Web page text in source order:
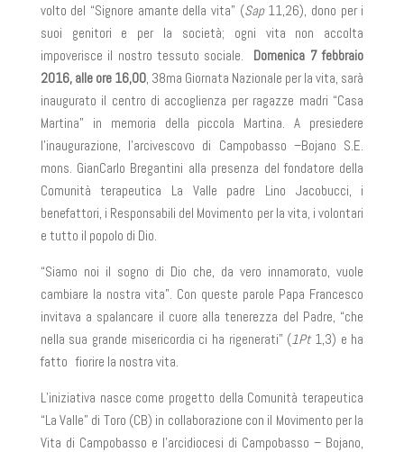
volto del “Signore amante della vita” (Sap 11,26), dono per i
suoi genitori e per la società; ogni vita non accolta
impoverisce il nostro tessuto sociale. Domenica 7 febbraio
2016, alle ore 16,00, 38ma Giornata Nazionale per la vita, sarà
inaugurato il centro di accoglienza per ragazze madri “Casa
Martina” in memoria della piccola Martina. A presiedere
l’inaugurazione, l’arcivescovo di Campobasso –Bojano S.E.
mons. GianCarlo Bregantini alla presenza del fondatore della
Comunità terapeutica La Valle padre Lino Jacobucci, i
benefattori, i Responsabili del Movimento per la vita, i volontari
e tutto il popolo di Dio.
“Siamo noi il sogno di Dio che, da vero innamorato, vuole
cambiare la nostra vita”. Con queste parole Papa Francesco
invitava a spalancare il cuore alla tenerezza del Padre, “che
nella sua grande misericordia ci ha rigenerati” (1Pt1,3) e ha
fatto fiorire la nostra vita.
L’iniziativa nasce come progetto della Comunità terapeutica
“La Valle” di Toro (CB) in collaborazione con il Movimento per la
Vita di Campobasso e l’arcidiocesi di Campobasso – Bojano,